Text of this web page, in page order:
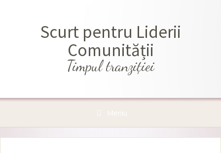
Scurt pentru Liderii
Comunității
Timpul tranziţiei
Meniu